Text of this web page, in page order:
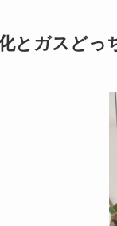
とガスどっ